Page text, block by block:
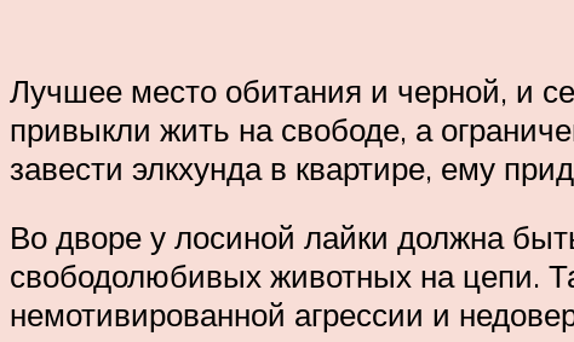
Лучшее место обитания и черной, и
привыкли жить на свободе, а
завести элкхунда в квартире, ему
Во дворе у лосиной лайки должна
свободолюбивых животных на цепи.
немотивированной агрессии и